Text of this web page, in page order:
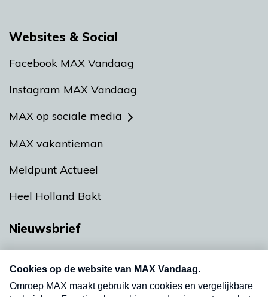
Websites & Social
Facebook MAX Vandaag
Instagram MAX Vandaag
MAX op sociale media
MAX vakantieman
Meldpunt Actueel
Heel Holland Bakt
Nieuwsbrief
nieuwsbrief. Elke vrijdag- en dinsdagochtend in
uw mailbox.